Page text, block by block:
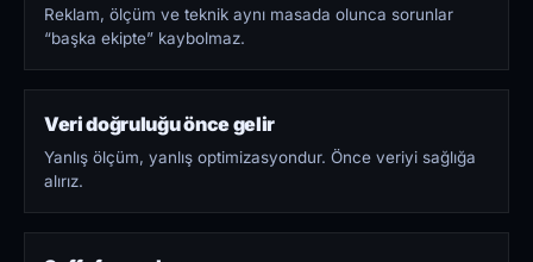
Reklam, ölçüm ve teknik aynı masada olunca sorunlar
“başka ekipte” kaybolmaz.
Veri doğruluğu önce gelir
Yanlış ölçüm, yanlış optimizasyondur. Önce veriyi sağlığa
alırız.